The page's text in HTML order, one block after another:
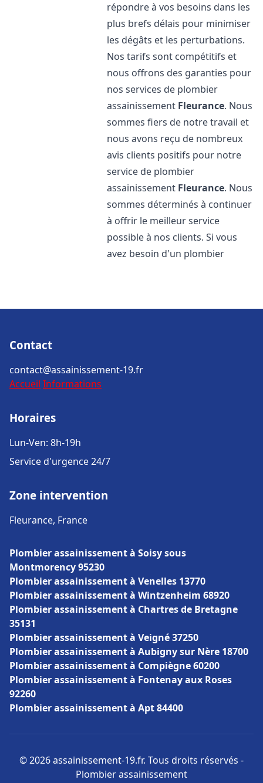
répondre à vos besoins dans les
plus brefs délais pour minimiser
les dégâts et les perturbations.
Nos tarifs sont compétitifs et
nous offrons des garanties pour
nos services de plombier
assainissement Fleurance. Nous
sommes fiers de notre travail et
nous avons reçu de nombreux
avis clients positifs pour notre
service de plombier
assainissement Fleurance. Nous
sommes déterminés à continuer
à offrir le meilleur service
possible à nos clients. Si vous
avez besoin d'un plombier
Contact
contact@assainissement-19.fr
Accueil Informations
Horaires
Lun-Ven: 8h-19h
Service d'urgence 24/7
Zone intervention
Fleurance, France
Plombier assainissement à Soisy sous
Montmorency 95230
Plombier assainissement à Venelles 13770
Plombier assainissement à Wintzenheim 68920
Plombier assainissement à Chartres de Bretagne
35131
Plombier assainissement à Veigné 37250
Plombier assainissement à Aubigny sur Nère 18700
Plombier assainissement à Compiègne 60200
Plombier assainissement à Fontenay aux Roses
92260
Plombier assainissement à Apt 84400
© 2026 assainissement-19.fr. Tous droits réservés -
Plombier assainissement